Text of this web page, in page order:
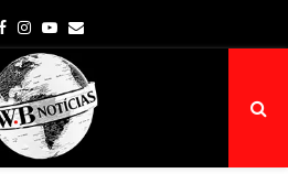
Facebook
Instagram
Youtube
Email